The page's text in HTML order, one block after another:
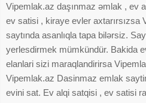
Vipemlak.az daşınmaz əmlak , ev
ev satisi , kiraye evler axtarırsızsa
saytında asanlıqla tapa bilərsiz.
yerlesdirmek mümkündür. Bakida
elanlari sizi maraqlandirirsa
Vipemlak.az Dasinmaz emlak
evini sat. Ev alqi satqisi , ev satisi